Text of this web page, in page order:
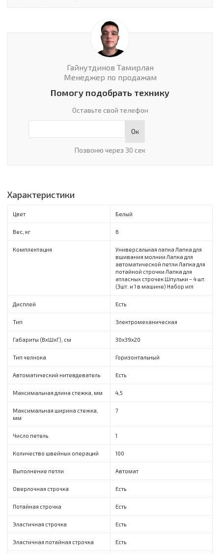
Гайнутдинов Тамирлан
Менеджер по продажам
Помогу подобрать технику
Оставьте свой телефон
Ок
Позвоню через 30 сек
Характеристики
Цвет Белый
Вес, кг 6
Комплектация
Универсальная лапка Лапка для
вшивания молнии Лапка для
автоматической петли Лапка для
потайной строчки Лапка для
атласных строчек Шпульки – 4 шт.
(3шт. и 1 в машине) Набор игл
Дисплей Есть
Тип Электромеханическая
Габариты (ВxШxГ), см 30x39x20
Тип челнока Горизонтальный
Автоматический нитевдеватель Есть
Максимальная длина стежка, мм 4,5
Максимальная ширина стежка,
мм
7
Число петель 1
Количество швейных операций 100
Выполнение петли Автомат
Оверлочная строчка Есть
Потайная строчка Есть
Эластичная строчка Есть
Эластичная потайная строчка Есть